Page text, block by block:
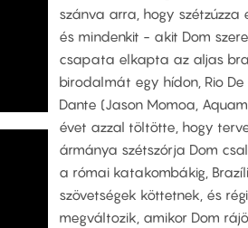
szánva arra, hogy
és mindenkit - akit Dom
csapata elkapta az aljas
birodalmát egy hídon, Rio
Dante (Jason Momoa,
évet azzal töltötte, hogy
ármánya szétszórja Dom
a római katakombákig,
szövetségek köttetnek, és
megváltozik, amikor Dom